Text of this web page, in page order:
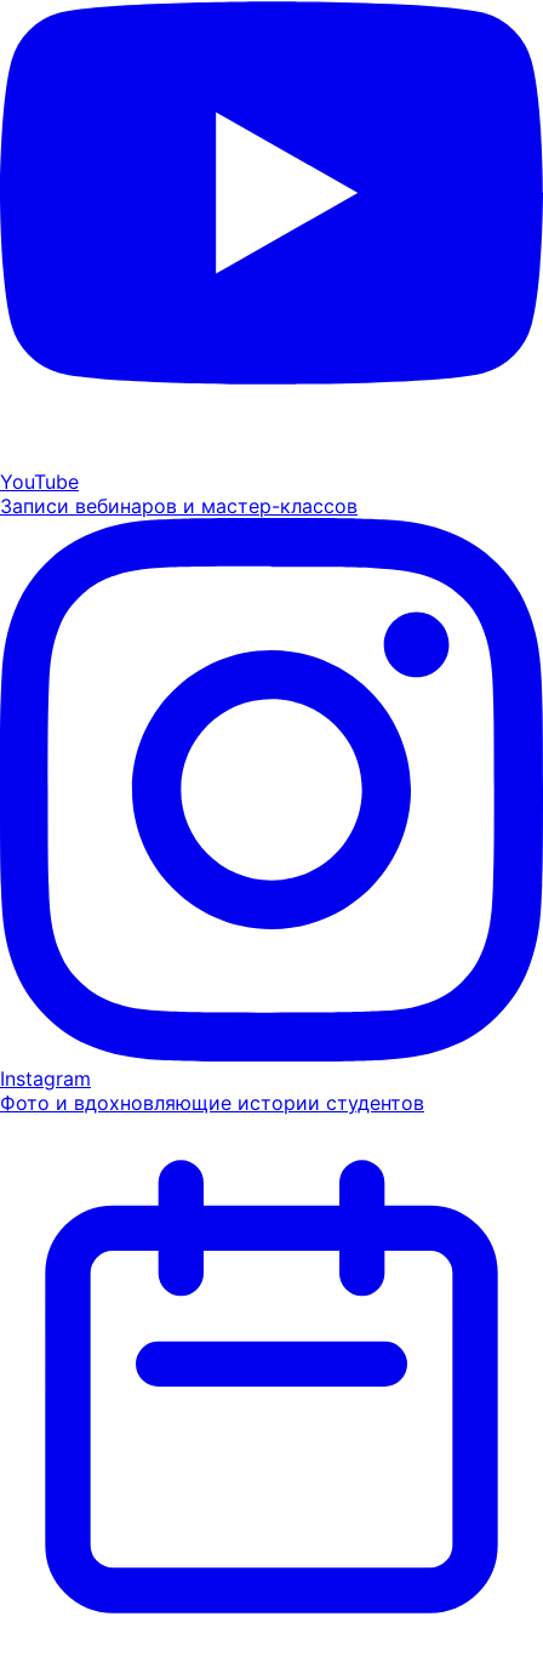
YouTube
Записи вебинаров и мастер-классов
Instagram
Фото и вдохновляющие истории студентов